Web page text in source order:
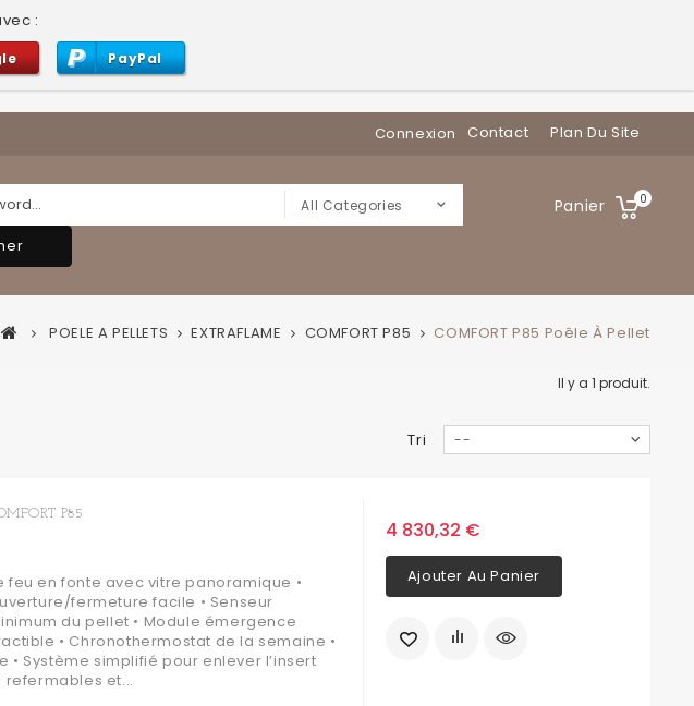
:
PayPal
Contact Plan Du Site
Connexion
Panier 0
All Categories
POELE A PELLETS EXTRAFLAME COMFORT P85 COMFORT P85 Poêle À Pellet
Il y a 1 produit.
Tri --
P85
feu en fonte avec vitre panoramique •
fermeture facile • Senseur
du pellet • Module émergence
• Chronothermostat de la semaine •
• Système simplifié pour enlever l’insert
et...
4 830,32 €
Ajouter Au Panier